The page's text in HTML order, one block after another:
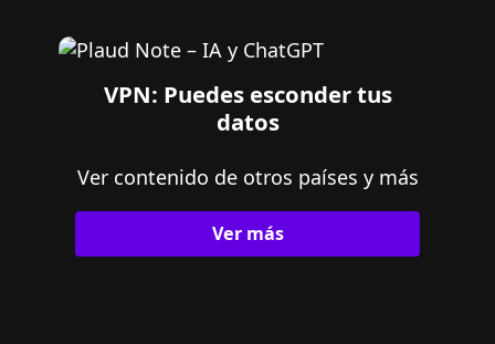
VPN: Puedes esconder tus
datos
Ver contenido de otros países y más
Ver más